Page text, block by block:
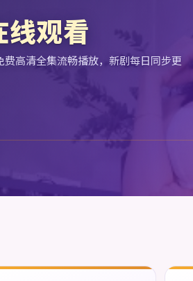
线观看
高清全集流畅播放，新剧每日同步更